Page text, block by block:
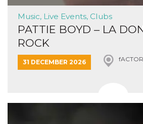
Music, Live Events, Clubs
PATTIE BOYD – LA
ROCK
31 DECEMBER 2026